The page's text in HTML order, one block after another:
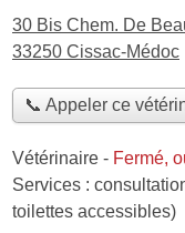
30 Bis Chem. De
33250 Cissac-Médoc
📞 Appeler ce
Vétérinaire - Fermé,
Services :
toilettes accessibles)